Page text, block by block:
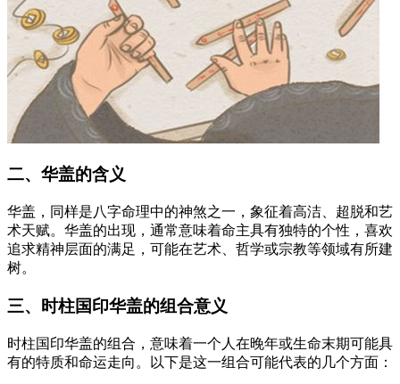
二、华盖的含义
华盖，同样是八字命理中的神煞之一，象征着高洁、超脱和艺
术天赋。华盖的出现，通常意味着命主具有独特的个性，喜欢
追求精神层面的满足，可能在艺术、哲学或宗教等领域有所建
树。
三、时柱国印华盖的组合意义
时柱国印华盖的组合，意味着一个人在晚年或生命末期可能具
有的特质和命运走向。以下是这一组合可能代表的几个方面：